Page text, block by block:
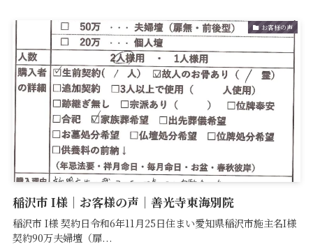
お客様の声
稲沢市 I様｜お客様の声｜善光寺東海別院
稲沢市 I様 契約日令和6年11月25日住まい愛知県稲沢市施主名I様
契約90万夫婦壇（扉...